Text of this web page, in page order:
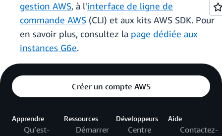
gestion AWS, à l'interface de ligne de
commande AWS (CLI) et aux kits AWS SDK. Pour
en savoir plus, consultez la page dédiée aux
instances G6e.
Créer un compte AWS
Apprendre
Qu’est-
Ressources
Démarrer
Développeurs
Centre
Aide
Contactez-